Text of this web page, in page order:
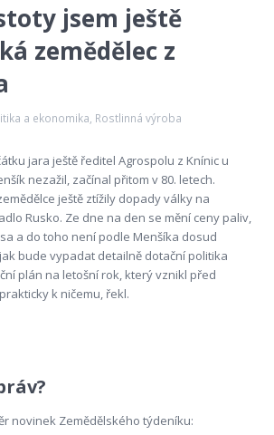
jsem ještě
zemědělec z
a ekonomika Rostlinná výroba
jara ještě ředitel Agrospolu z Knínic u
nezažil, začínal přitom v 80. letech.
ještě ztížily dopady války na
Rusko. Ze dne na den se mění ceny paliv,
a do toho není podle Menšíka dosud
bude vypadat detailně dotační politika
plán na letošní rok, který vznikl před
k ničemu, řekl.
novinek Zemědělského týdeníku: